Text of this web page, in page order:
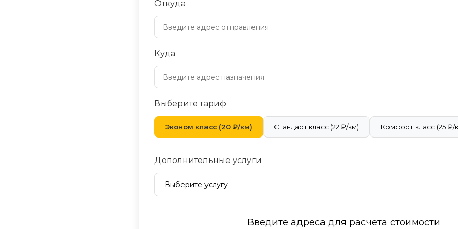
Откуда
Куда
Выберите тариф
Эконом класс (20 ₽/км) Стандарт класс (22 ₽/км) Комфорт класс (25 ₽/
Дополнительные услуги
Введите адреса для расчета стоимости